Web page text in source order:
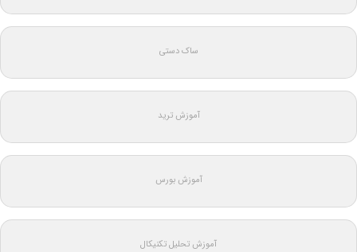
ساک دستی
آموزش ترید
آموزش بورس
آموزش تحلیل تکنیکال